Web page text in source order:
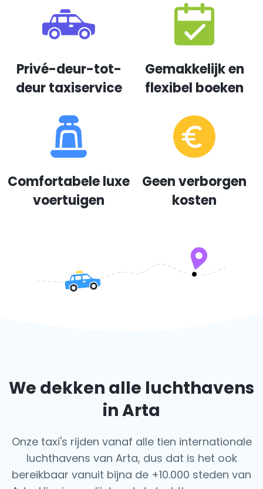
Privé-deur-tot-
deur taxiservice
Gemakkelijk en
flexibel boeken
Comfortabele luxe
voertuigen
Geen verborgen
kosten
We dekken alle luchthavens
in Arta
Onze taxi's rijden vanaf alle tien internationale
luchthavens van Arta, dus dat is het ook
bereikbaar vanuit bijna de +10.000 steden van